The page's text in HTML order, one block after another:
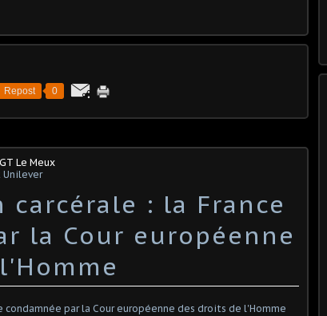
Repost 0
Le Meux
: la France
la Cour européenne